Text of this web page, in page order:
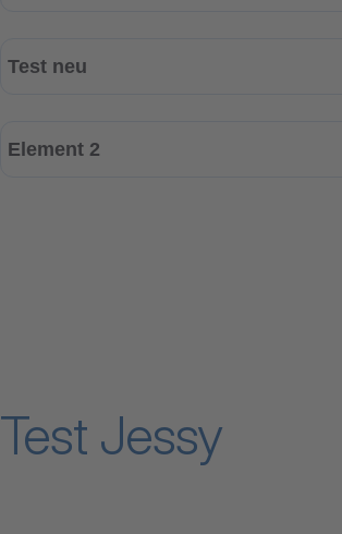
Test neu
Element 2
Test Jessy